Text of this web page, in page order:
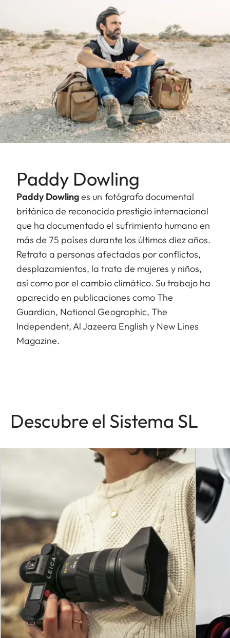
Paddy Dowling
Paddy Dowlinges un fotógrafo documental
británico de reconocido prestigio internacional
que ha documentado el sufrimiento humano en
más de 75 países durante los últimos diez años.
Retrata a personas afectadas por conflictos,
desplazamientos, la trata de mujeres y niños,
así como por el cambio climático. Su trabajo ha
aparecido en publicaciones como The
Guardian, National Geographic, The
Independent, Al Jazeera English y New Lines
Magazine.
Descubre el Sistema SL